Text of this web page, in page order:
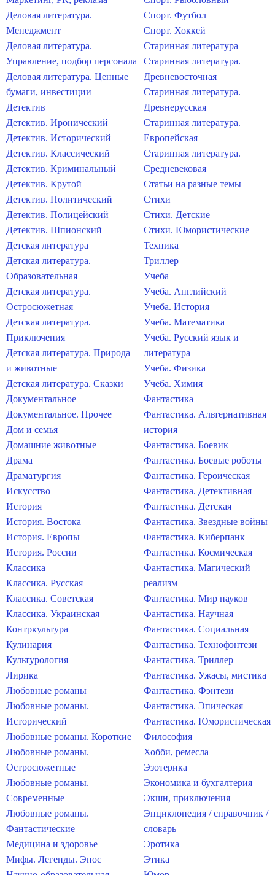
Деловая литература.
Менеджмент
Деловая литература.
Управление, подбор персонала
Деловая литература. Ценные
бумаги, инвестиции
Детектив
Детектив. Иронический
Детектив. Исторический
Детектив. Классический
Детектив. Криминальный
Детектив. Крутой
Детектив. Политический
Детектив. Полицейский
Детектив. Шпионский
Детская литература
Детская литература.
Образовательная
Детская литература.
Остросюжетная
Детская литература.
Приключения
Детская литература. Природа
и животные
Детская литература. Сказки
Документальное
Документальное. Прочее
Дом и семья
Домашние животные
Драма
Драматургия
Искусство
История
История. Востока
История. Европы
История. России
Классика
Классика. Русская
Классика. Советская
Классика. Украинская
Контркультура
Кулинария
Культурология
Лирика
Любовные романы
Любовные романы.
Исторический
Любовные романы. Короткие
Любовные романы.
Остросюжетные
Любовные романы.
Современные
Любовные романы.
Фантастические
Медицина и здоровье
Мифы. Легенды. Эпос
Спорт. Футбол
Спорт. Хоккей
Старинная литература
Старинная литература.
Древневосточная
Старинная литература.
Древнерусская
Старинная литература.
Европейская
Старинная литература.
Средневековая
Статьи на разные темы
Стихи
Стихи. Детские
Стихи. Юмористические
Техника
Триллер
Учеба
Учеба. Английский
Учеба. История
Учеба. Математика
Учеба. Русский язык и
литература
Учеба. Физика
Учеба. Химия
Фантастика
Фантастика. Альтернативная
история
Фантастика. Боевик
Фантастика. Боевые роботы
Фантастика. Героическая
Фантастика. Детективная
Фантастика. Детская
Фантастика. Звездные войны
Фантастика. Киберпанк
Фантастика. Космическая
Фантастика. Магический
реализм
Фантастика. Мир пауков
Фантастика. Научная
Фантастика. Социальная
Фантастика. Технофэнтези
Фантастика. Триллер
Фантастика. Ужасы, мистика
Фантастика. Фэнтези
Фантастика. Эпическая
Фантастика. Юмористическая
Философия
Хобби, ремесла
Эзотерика
Экономика и бухгалтерия
Экшн, приключения
Энциклопедия / справочник /
словарь
Эротика
Этика